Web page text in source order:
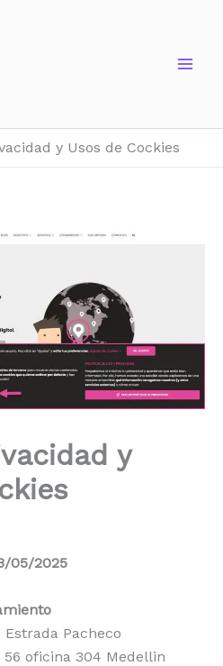
y Usos de Cockies
y
05/2025
Pacheco
oficina 304 Medellin